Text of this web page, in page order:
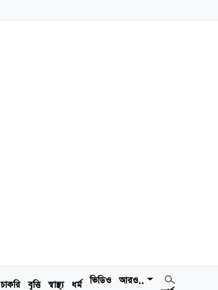
চাকরি বৃত্তি স্বাস্থ্য ধর্ম ভিডিও
আরও..